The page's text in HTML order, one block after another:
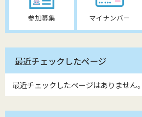
参加募集 マイナンバー
最近チェックしたページ
最近チェックしたページはありません。